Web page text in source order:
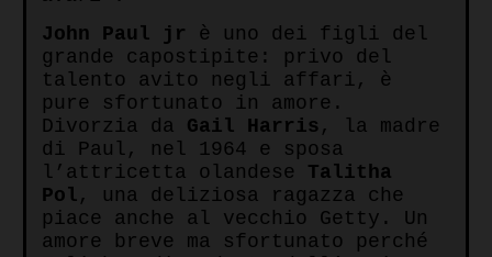
John Paul jr è uno dei figli del
grande capostipite: privo del
talento avito negli affari, è
pure sfortunato in amore.
Divorzia da Gail Harris , la madre
di Paul, nel 1964 e sposa
l’attricetta olandese Talitha
Pol , una deliziosa ragazza che
piace anche al vecchio Getty. Un
amore breve ma sfortunato perché